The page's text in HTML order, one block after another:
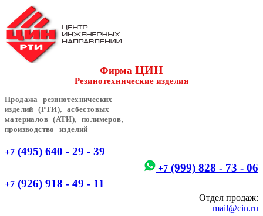
Фирма ЦИН
Резинотехнические изделия
Продажа резинотехнических
изделий (РТИ), асбестовых
материалов (АТИ), полимеров,
производство изделий
+7 (495) 640 - 29 - 39
+7 (999) 828 - 73 - 06
+7 (926) 918 - 49 - 11
Отдел продаж:
mail@cin.ru